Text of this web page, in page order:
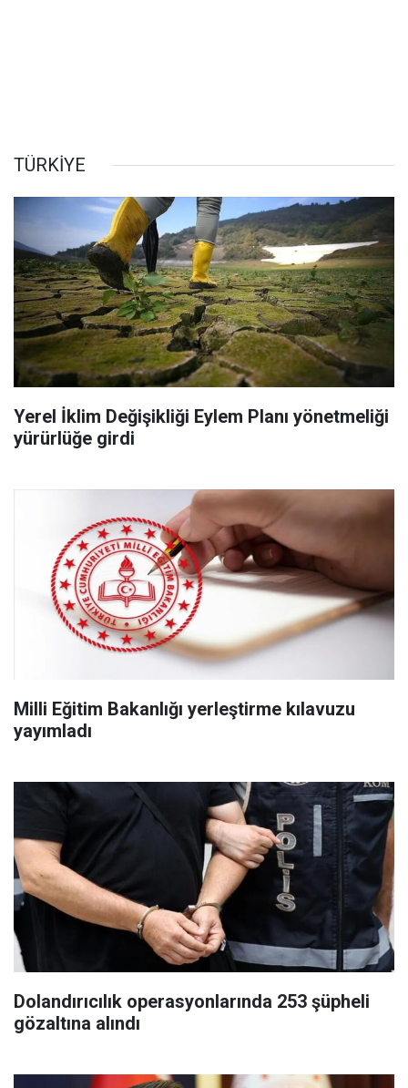
TÜRKİYE
Yerel İklim Değişikliği Eylem Planı yönetmeliği
yürürlüğe girdi
Milli Eğitim Bakanlığı yerleştirme kılavuzu
yayımladı
Dolandırıcılık operasyonlarında 253 şüpheli
gözaltına alındı